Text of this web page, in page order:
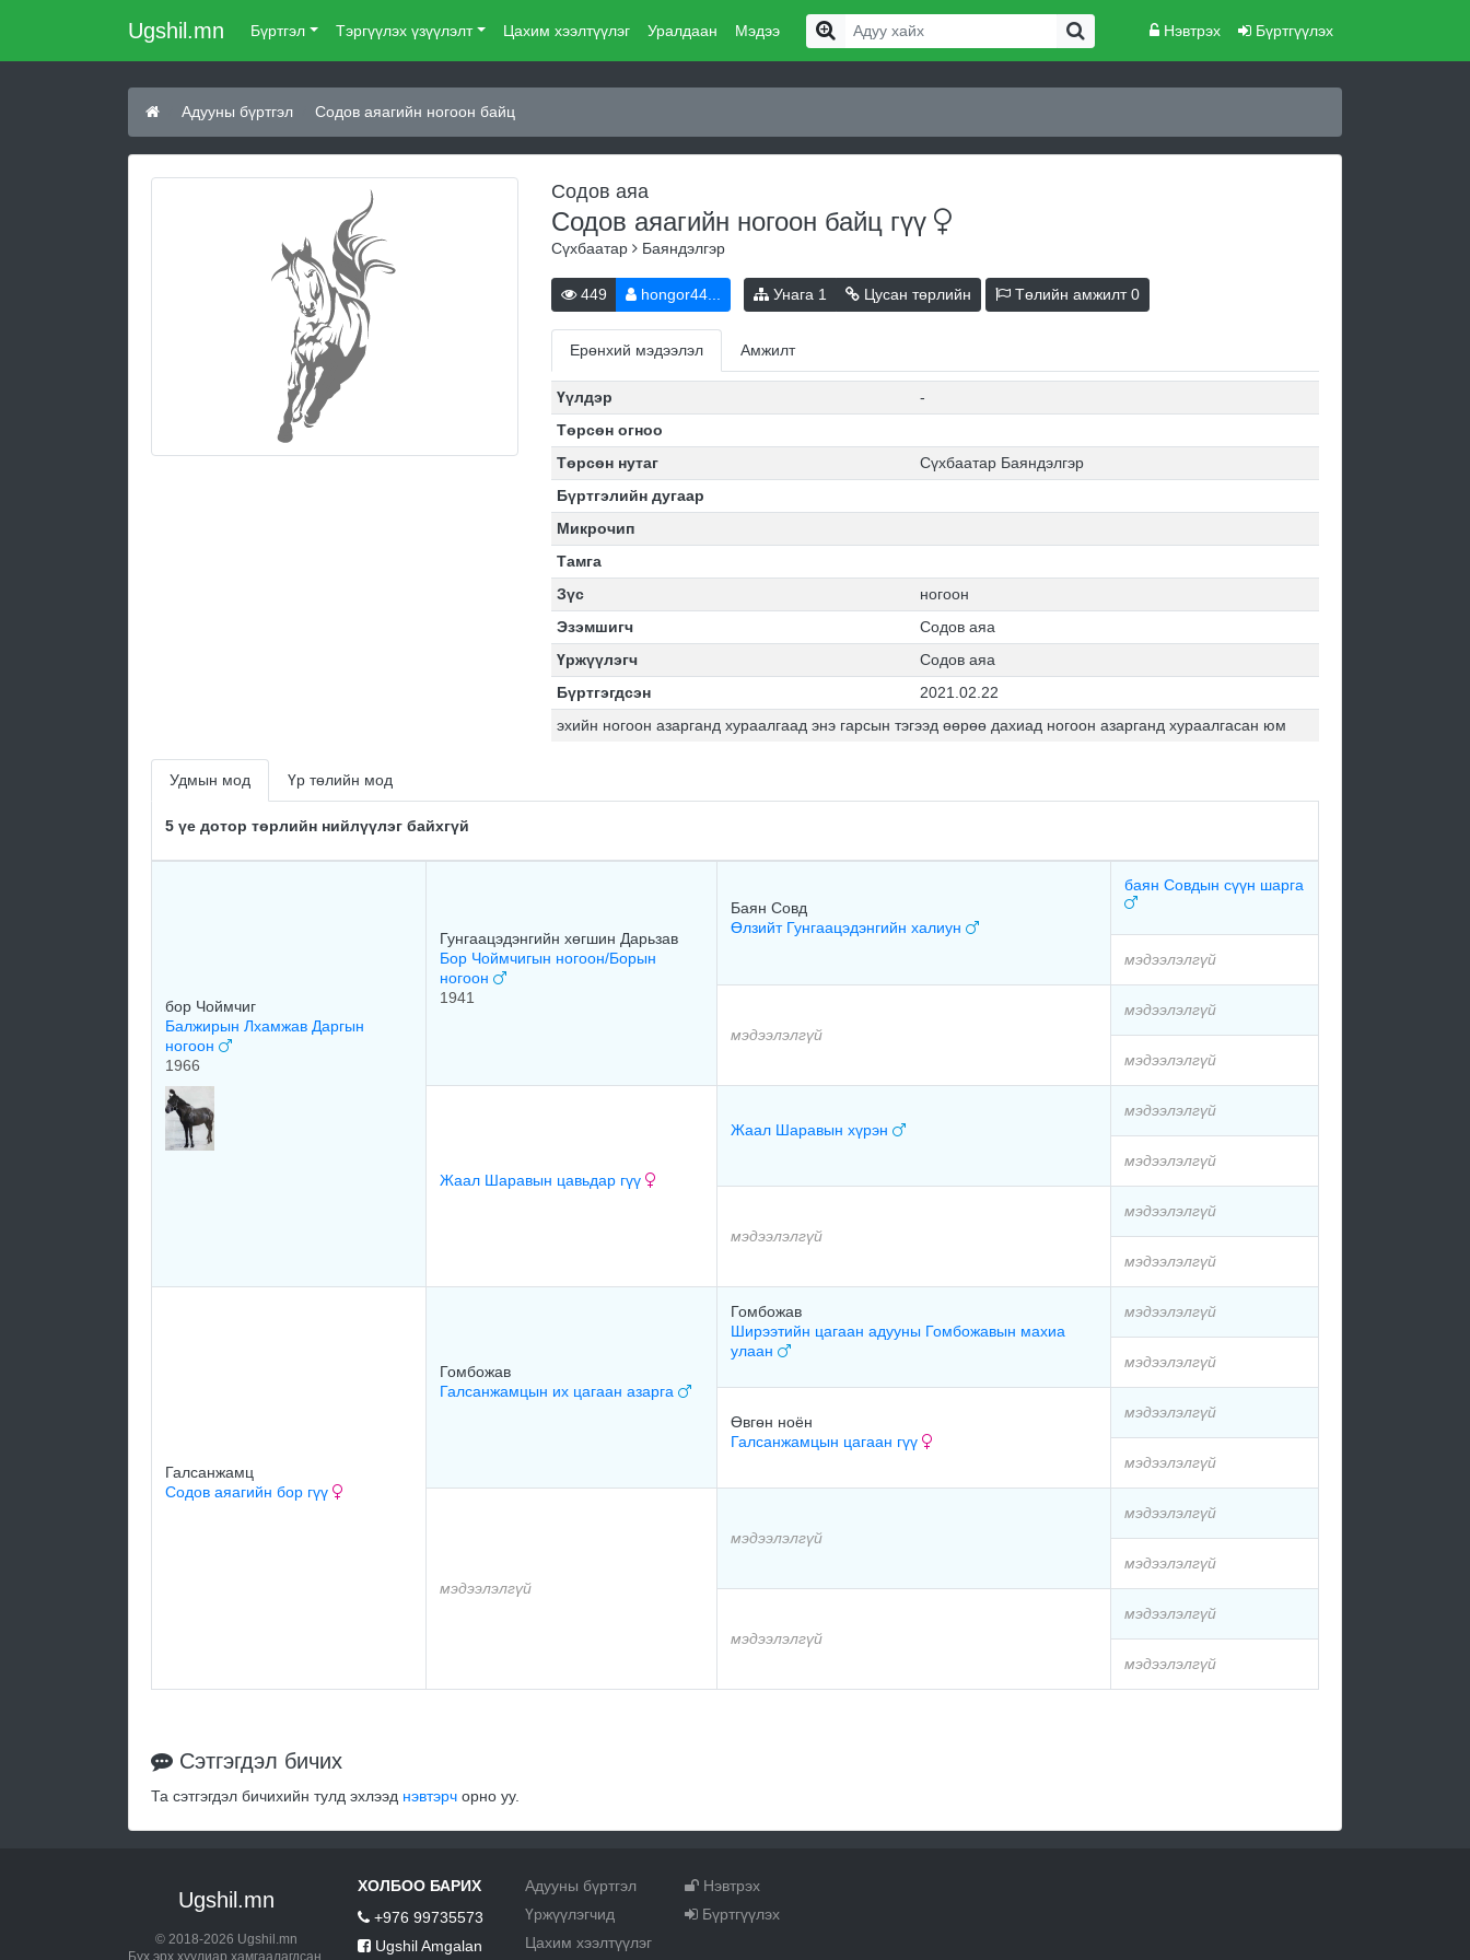
Ugshil.mn Бүртгэл Тэргүүлэх үзүүлэлт Цахим хээлтүүлэг Уралдаан Мэдээ Нэвтрэх Бүртгүүлэх
Адууны бүртгэл Содов аяагийн ногоон байц
Содов аяа
Содов аяагийн ногоон байц гүү
Сүхбаатар Баяндэлгэр
449 hongor44... Унага 1 Цусан төрлийн Төлийн амжилт0
Ерөнхий мэдээлэл Амжилт
Үүлдэр
-
Төрсөн огноо
Төрсөн нутаг
Сүхбаатар Баяндэлгэр
Бүртгэлийн дугаар
Микрочип
Тамга
Зүс
ногоон
Эзэмшигч
Содов аяа
Үржүүлэгч
Содов аяа
Бүртгэгдсэн
2021.02.22
эхийн ногоон азарганд хураалгаад энэ гарсын тэгээд өөрөө дахиад ногоон азарганд хураалгасан юм
Удмын мод Үр төлийн мод
5 үе дотор төрлийн нийлүүлэг байхгүй
бор Чоймчиг
Балжирын Лхамжав Даргын
ногоон
1966
Гунгаацэдэнгийн хөгшин Дарьзав
Бор Чоймчигын ногоон/Борын
ногоон
1941
Баян Совд
Өлзийт Гунгаацэдэнгийн халиун
баян Совдын сүүн шарга
мэдээлэлгүй
мэдээлэлгүй
мэдээлэлгүй
мэдээлэлгүй
Жаал Шаравын цавьдар гүү
Жаал Шаравын хүрэн
мэдээлэлгүй
мэдээлэлгүй
мэдээлэлгүй
мэдээлэлгүй
мэдээлэлгүй
Галсанжамц
Содов аяагийн бор гүү
Гомбожав
Галсанжамцын их цагаан азарга
Гомбожав
Ширээтийн цагаан адууны Гомбожавын махиа
улаан
мэдээлэлгүй
мэдээлэлгүй
Өвгөн ноён
Галсанжамцын цагаан гүү
мэдээлэлгүй
мэдээлэлгүй
мэдээлэлгүй
мэдээлэлгүй
мэдээлэлгүй
мэдээлэлгүй
мэдээлэлгүй
мэдээлэлгүй
мэдээлэлгүй
Сэтгэгдэл бичих
Та сэтгэгдэл бичихийн тулд эхлээд нэвтэрч орно уу.
Ugshil.mn
© 2018-2026 Ugshil.mn
Бүх эрх хуулиар хамгаалагдсан.
ХОЛБОО БАРИХ
+976 99735573
Ugshil Amgalan
Адууны бүртгэл
Үржүүлэгчид
Цахим хээлтүүлэг
Нэвтрэх
Бүртгүүлэх